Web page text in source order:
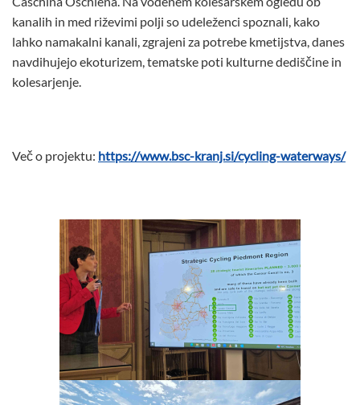
kanalih in med riževimi polji so udeleženci spoznali, kako
lahko namakalni kanali, zgrajeni za potrebe kmetijstva, danes
navdihujejo ekoturizem, tematske poti kulturne dediščine in
kolesarjenje.
Več o projektu: https://www.bsc-kranj.si/cycling-waterways/